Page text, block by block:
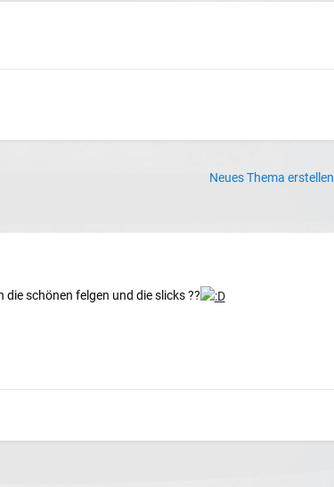
Neues Thema erstellen
schönen felgen und die slicks ??